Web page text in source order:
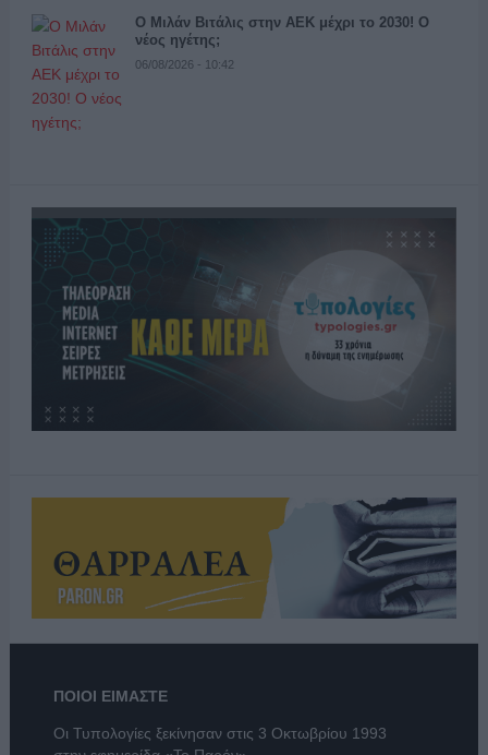
Ο Μιλάν Βιτάλις στην ΑΕΚ μέχρι το 2030! Ο
νέος ηγέτης;
06/08/2026 - 10:42
ΠΟΙΟΙ ΕΙΜΑΣΤΕ
Οι Τυπολογίες ξεκίνησαν στις 3 Οκτωβρίου 1993